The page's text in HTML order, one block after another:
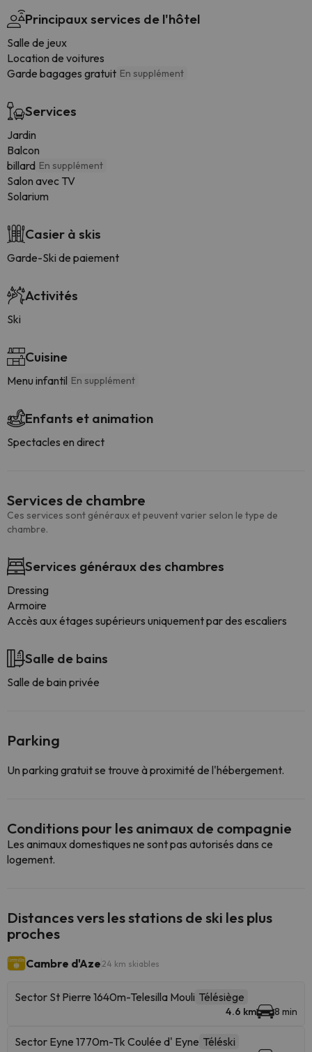
Principaux services de l'hôtel
Salle de jeux
Location de voitures
Garde bagages gratuit En supplément
Services
Jardin
Balcon
billard En supplément
Salon avec TV
Solarium
Casier à skis
Garde-Ski de paiement
Activités
Ski
Cuisine
Menu infantil En supplément
Enfants et animation
Spectacles en direct
Services de chambre
Ces services sont généraux et peuvent varier selon le type de
chambre.
Services généraux des chambres
Dressing
Armoire
Accès aux étages supérieurs uniquement par des escaliers
Salle de bains
Salle de bain privée
Parking
Un parking gratuit se trouve à proximité de l'hébergement.
Conditions pour les animaux de compagnie
Les animaux domestiques ne sont pas autorisés dans ce
logement.
Distances vers les stations de ski les plus
proches
Cambre d'Aze 24 km skiables
Sector St Pierre 1640m-Telesilla Mouli Télésiège
4.6 km 8 min
Sector Eyne 1770m-Tk Coulée d' Eyne Téléski